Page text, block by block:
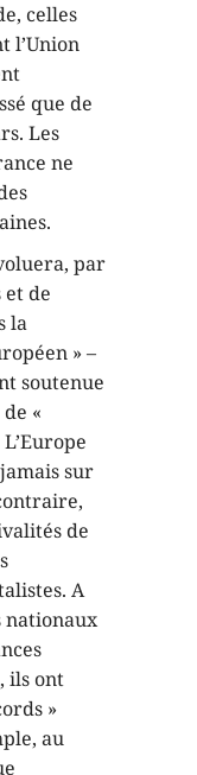
celles
l’Union
que de
Les
ne
par
et de
la
» –
soutenue
«
sur
de
A
nationaux
ils ont
»
au